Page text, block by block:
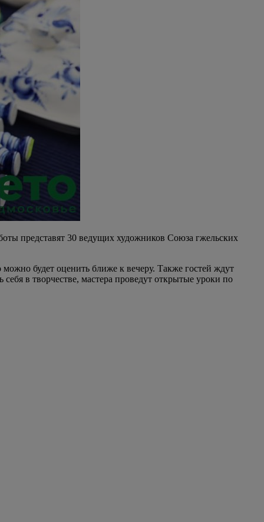
представят 30 ведущих художников Союза гжельских
можно будет оценить ближе к вечеру. Также гостей ждут
в творчестве, мастера проведут открытые уроки по